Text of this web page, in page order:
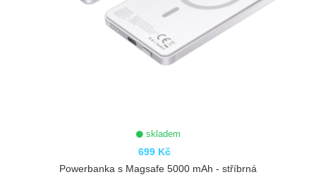
skladem
699 Kč
Powerbanka s Magsafe 5000 mAh - stříbrná